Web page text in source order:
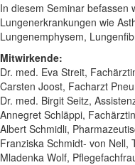
In diesem Seminar befassen
Lungenerkrankungen wie
Lungenemphysem,
Mitwirkende:
Dr. med. Eva Streit,
Carsten Joost, Facharzt
Dr. med. Birgit Seitz,
Annegret Schläppi,
Albert Schmidli,
Franziska Schmidt- von Nell,
Mladenka Wolf,